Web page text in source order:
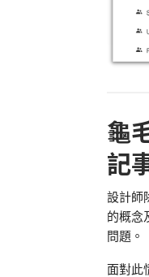
龜
記
設計師
的概念
問題。
面對此